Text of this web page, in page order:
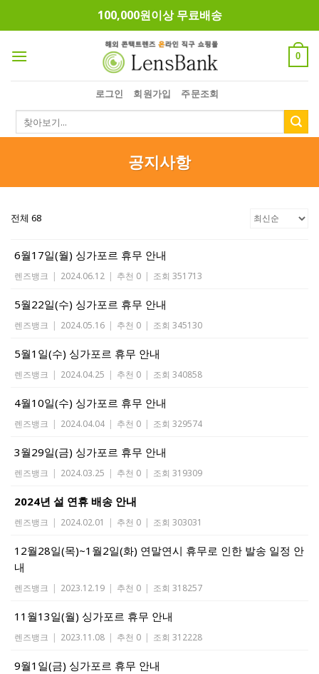
100,000원이상 무료배송
0
로그인 회원가입 주문조회
색:
공지사항
전체 68
6월17일(월) 싱가포르 휴무 안내
렌즈뱅크 | 2024.06.12 | 추천 0 | 조회 351713
5월22일(수) 싱가포르 휴무 안내
렌즈뱅크 | 2024.05.16 | 추천 0 | 조회 345130
5월1일(수) 싱가포르 휴무 안내
렌즈뱅크 | 2024.04.25 | 추천 0 | 조회 340858
4월10일(수) 싱가포르 휴무 안내
렌즈뱅크 | 2024.04.04 | 추천 0 | 조회 329574
3월29일(금) 싱가포르 휴무 안내
렌즈뱅크 | 2024.03.25 | 추천 0 | 조회 319309
2024년 설 연휴 배송 안내
렌즈뱅크 | 2024.02.01 | 추천 0 | 조회 303031
12월28일(목)~1월2일(화) 연말연시 휴무로 인한 발송 일정 안
내
렌즈뱅크 | 2023.12.19 | 추천 0 | 조회 318257
11월13일(월) 싱가포르 휴무 안내
렌즈뱅크 | 2023.11.08 | 추천 0 | 조회 312228
9월1일(금) 싱가포르 휴무 안내